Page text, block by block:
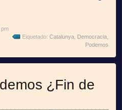
pm
Eiquetado: Catalunya Democracia
Podemos
¿Fin de